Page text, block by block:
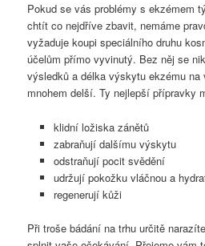
Pokud se vás problémy s ekzémem
chtít co nejdříve zbavit, nemáme
vyžaduje koupi speciálního druhu
účelům přímo vyvinutý. Bez něj se
výsledků a délka výskytu ekzému na
mnohem delší. Ty nejlepší přípravky
klidní ložiska zánětů
zabraňují dalšímu výskytu
odstraňují pocit svědění
udržují pokožku vláčnou a
regenerují kůži
Při troše bádání na trhu určitě